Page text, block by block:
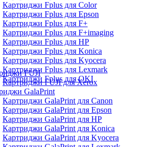
Картриджи Fplus для Color
Картриджи Fplus для Epson
Картриджи Fplus для F+
Картриджи Fplus для F+imaging
Картриджи Fplus для HP
Картриджи Fplus для Konica
Картриджи Fplus для Kyocera
Картриджи Fplus для Lexmark
Картриджи Fplus для OKI
FUJI
Картриджи FUJI для Xerox
GalaPrint
Картриджи GalaPrint для Canon
Картриджи GalaPrint для Epson
Картриджи GalaPrint для HP
Картриджи GalaPrint для Konica
Картриджи GalaPrint для Kyocera